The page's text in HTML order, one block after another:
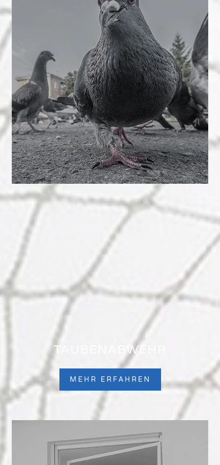
TAUBENABWEHR
MEHR ERFAHREN